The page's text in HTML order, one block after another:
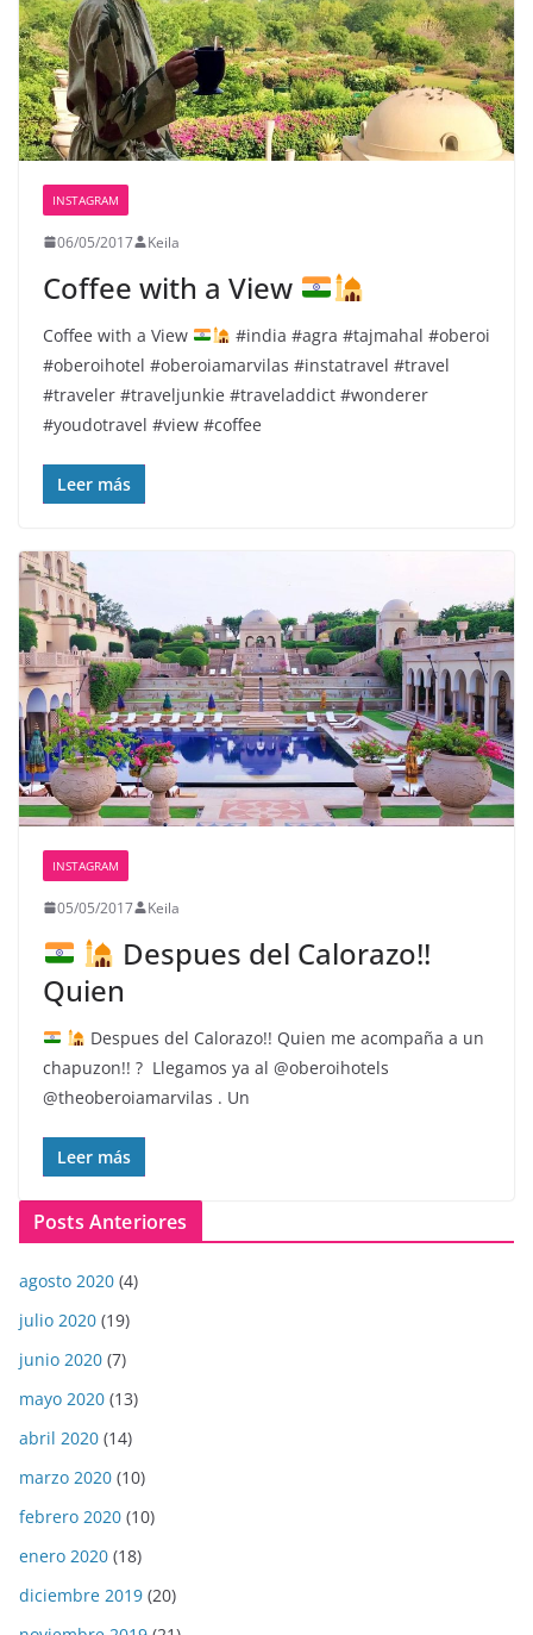
INSTAGRAM
06/05/2017 Keila
Coffee with a View
Coffee with a View
#india #agra #tajmahal #oberoi
#oberoihotel #oberoiamarvilas #instatravel #travel
#traveler #traveljunkie #traveladdict #wonderer
#youdotravel #view #coffee
Leer más
INSTAGRAM
05/05/2017 Keila
Despues del Calorazo!!
Quien
Despues del Calorazo!! Quien me acompaña a un
chapuzon!! ? Llegamos ya al @oberoihotels
@theoberoiamarvilas . Un
Leer más
Posts Anteriores
agosto 2020 (4)
julio 2020 (19)
junio 2020 (7)
mayo 2020 (13)
abril 2020 (14)
marzo 2020 (10)
febrero 2020 (10)
enero 2020 (18)
diciembre 2019 (20)